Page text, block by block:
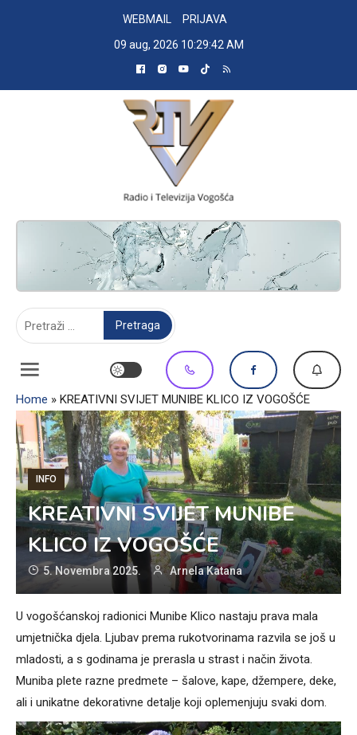
WEBMAIL
PRIJAVA
09 aug, 2026 10:29:42 AM
RADIO TELEVIZIJA VOGOŠĆA
Home » KREATIVNI SVIJET MUNIBE KLICO IZ VOGOŠĆE
INFO
KREATIVNI SVIJET MUNIBE
KLICO IZ VOGOŠĆE
5. Novembra 2025. Arnela Katana
U vogošćanskoj radionici Munibe Klico nastaju prava mala
umjetnička djela. Ljubav prema rukotvorinama razvila se još u
mladosti, a s godinama je prerasla u strast i način života.
Muniba plete razne predmete – šalove, kape, džempere, deke,
ali i unikatne dekorativne detalje koji oplemenjuju svaki dom.